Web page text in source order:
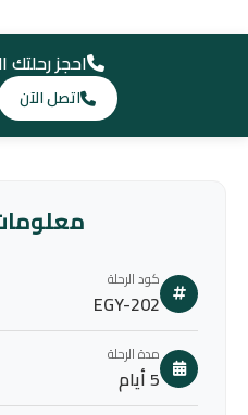
احجز رحلتك
اتصل الآن
كود الرحلة
EGY-202
مدة الرحلة
5 أيام